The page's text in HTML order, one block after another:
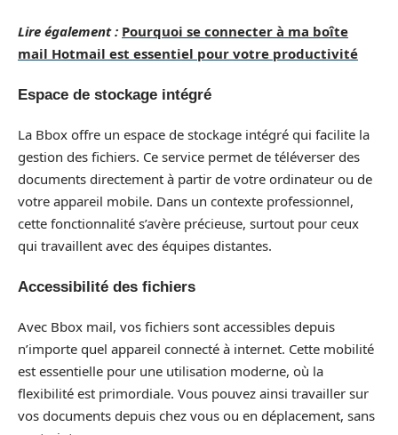
Lire également : Pourquoi se connecter à ma boîte
mail Hotmail est essentiel pour votre productivité
Espace de stockage intégré
La Bbox offre un espace de stockage intégré qui facilite la
gestion des fichiers. Ce service permet de téléverser des
documents directement à partir de votre ordinateur ou de
votre appareil mobile. Dans un contexte professionnel,
cette fonctionnalité s’avère précieuse, surtout pour ceux
qui travaillent avec des équipes distantes.
Accessibilité des fichiers
Avec Bbox mail, vos fichiers sont accessibles depuis
n’importe quel appareil connecté à internet. Cette mobilité
est essentielle pour une utilisation moderne, où la
flexibilité est primordiale. Vous pouvez ainsi travailler sur
vos documents depuis chez vous ou en déplacement, sans